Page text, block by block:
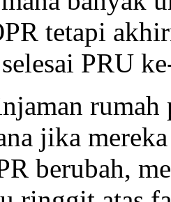
tetapi
PRU
rumah
jika
berubah,